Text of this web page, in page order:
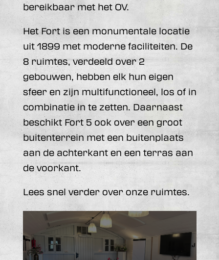
bereikbaar met het OV.
Het Fort is een monumentale locatie
uit 1899 met moderne faciliteiten. De
8 ruimtes, verdeeld over 2
gebouwen, hebben elk hun eigen
sfeer en zijn multifunctioneel, los of in
combinatie in te zetten. Daarnaast
beschikt Fort 5 ook over een groot
buitenterrein met een buitenplaats
aan de achterkant en een terras aan
de voorkant.
Lees snel verder over onze ruimtes.